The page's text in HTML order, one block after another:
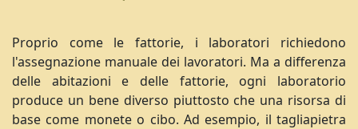
Proprio come le fattorie, i laboratori richiedono
l'assegnazione manuale dei lavoratori. Ma a differenza
delle abitazioni e delle fattorie, ogni laboratorio
produce un bene diverso piuttosto che una risorsa di
base come monete o cibo. Ad esempio, il tagliapietra